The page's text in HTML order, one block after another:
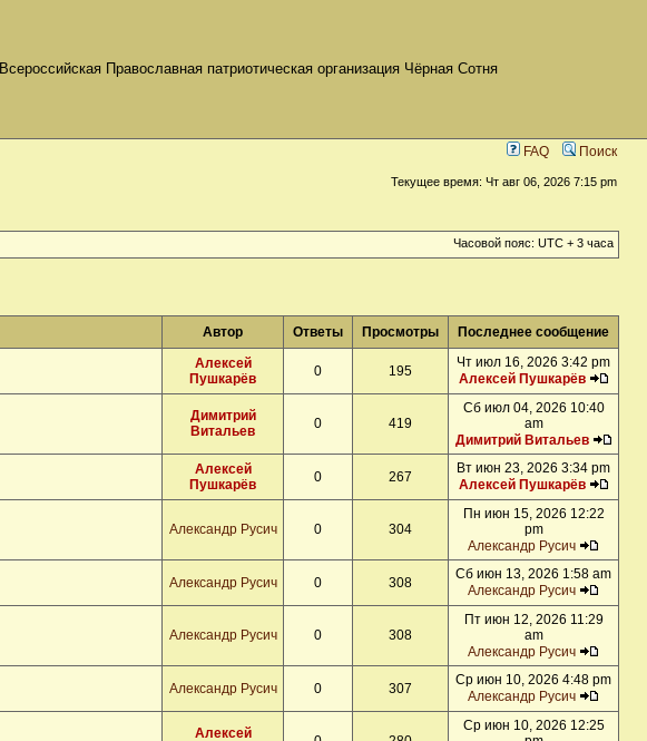
Всероссийская Православная патриотическая организация Чёрная Сотня
FAQ Поиск
Текущее время: Чт авг 06, 2026 7:15 pm
Часовой пояс: UTC + 3 часа
Автор Ответы Просмотры Последнее сообщение
Алексей
Пушкарёв
0 195
Чт июл 16, 2026 3:42 pm
Алексей Пушкарёв
Димитрий
Витальев
0 419
Сб июл 04, 2026 10:40
am
Димитрий Витальев
Алексей
Пушкарёв
0 267
Вт июн 23, 2026 3:34 pm
Алексей Пушкарёв
Александр Русич 0 304
Пн июн 15, 2026 12:22
pm
Александр Русич
Александр Русич 0 308
Сб июн 13, 2026 1:58 am
Александр Русич
Александр Русич 0 308
Пт июн 12, 2026 11:29
am
Александр Русич
Александр Русич 0 307
Ср июн 10, 2026 4:48 pm
Александр Русич
Алексей
Ср июн 10, 2026 12:25